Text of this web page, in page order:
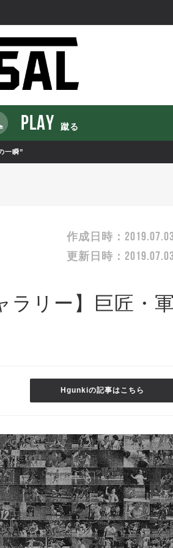
PLAY 蹴る
一瞬”
作成日時：
更新日時：
ラリー】巨匠・
Hgunkiの記事はこちら